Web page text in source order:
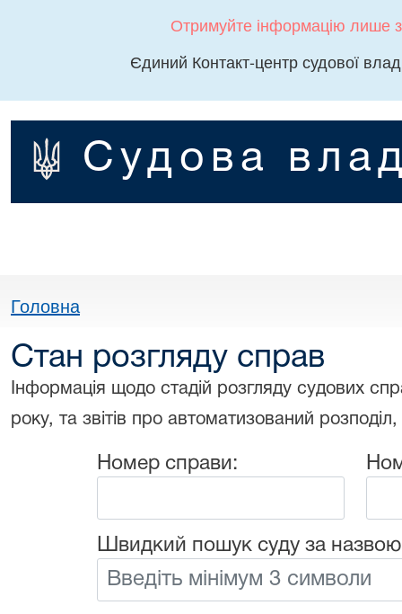
Отримуйте інформацію лише
Єдиний Контакт-центр судової
Судова
Головна
Стан розгляду справ
Інформація щодо стадій розгляду судових
року, та звітів про автоматизований
Номер справи:
Швидкий пошук суду за